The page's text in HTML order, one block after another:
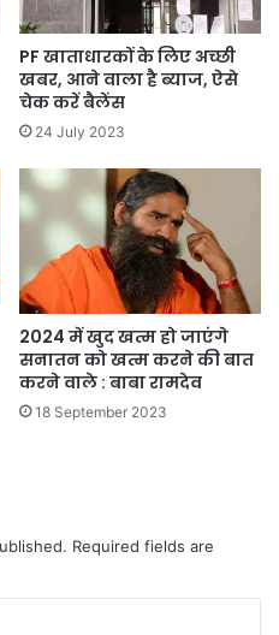
PF खाताधारकों के लिए अच्छी
खबर, आने वाला है ब्याज, ऐसे
चेक करें बैलेंस
24 July 2023
2024 में खुद खत्म हो जाएंगे
सनातन को खत्म करने की बात
करने वाले : बाबा रामदेव
18 September 2023
Required fields are